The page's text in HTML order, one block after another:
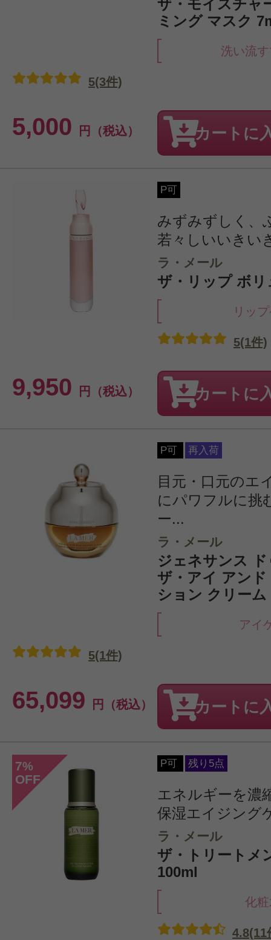
ザ・モイスチャ
ミング マスク
洗い流
5,000 円（税込）
5(3件)
カートに
P可
みずみずしく、
若々しいいきい
ラ・メール
ザ・リップ ボ
リッ
9,950 円（税込）
5(1件)
カートに
P可 再入荷
目元・口元のエ
にパワフルに挑
ー...
ラ・メール
ジェネサンス
ザ・アイ アン
ション クリーム
アイ
65,099 円（税込）
5(1件)
カートに
7%
OFF
P可 残り5点
エネルギーを濃
保湿エイジング
ラ・メール
ザ・トリートメ
100ml
化
4.8(11